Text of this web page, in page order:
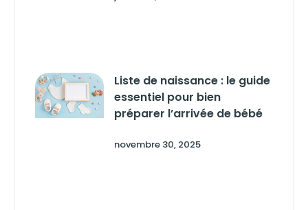
Liste de naissance : le guide
essentiel pour bien
préparer l’arrivée de bébé
novembre 30, 2025